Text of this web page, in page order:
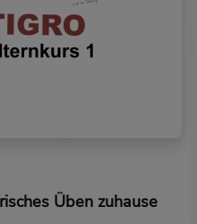
Üben zuhause